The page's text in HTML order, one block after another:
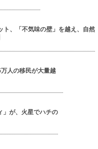
ト、「不気味の壁」を越え、自然
人の移民が大量越
」が、火星でハチの